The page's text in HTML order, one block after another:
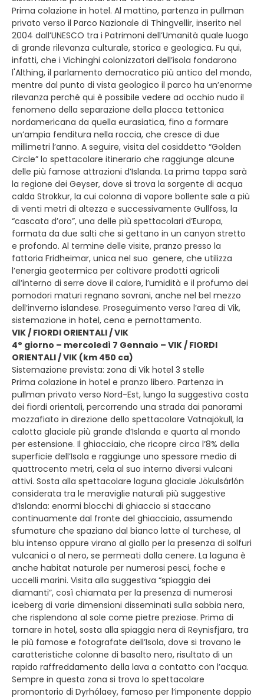
Prima colazione in hotel. Al mattino, partenza in pullman
privato verso il Parco Nazionale di Thingvellir, inserito nel
2004 dall’UNESCO tra i Patrimoni dell’Umanità quale luogo
di grande rilevanza culturale, storica e geologica. Fu qui,
infatti, che i Vichinghi colonizzatori dell’isola fondarono
l'Althing, il parlamento democratico più antico del mondo,
mentre dal punto di vista geologico il parco ha un’enorme
rilevanza perché qui è possibile vedere ad occhio nudo il
fenomeno della separazione della placca tettonica
nordamericana da quella eurasiatica, fino a formare
un’ampia fenditura nella roccia, che cresce di due
millimetri l’anno. A seguire, visita del cosiddetto “Golden
Circle” lo spettacolare itinerario che raggiunge alcune
delle più famose attrazioni d’Islanda. La prima tappa sarà
la regione dei Geyser, dove si trova la sorgente di acqua
calda Strokkur, la cui colonna di vapore bollente sale a più
di venti metri di altezza e successivamente Gullfoss, la
“cascata d’oro”, una delle più spettacolari d’Europa,
formata da due salti che si gettano in un canyon stretto
e profondo. Al termine delle visite, pranzo presso la
fattoria Fridheimar, unica nel suo genere, che utilizza
l’energia geotermica per coltivare prodotti agricoli
all’interno di serre dove il calore, l’umidità e il profumo dei
pomodori maturi regnano sovrani, anche nel bel mezzo
dell’inverno islandese. Proseguimento verso l’area di Vik,
sistemazione in hotel, cena e pernottamento.
VIK / FIORDI ORIENTALI / VIK
4° giorno – mercoledì 7 Gennaio – VIK / FIORDI
ORIENTALI / VIK (km 450 ca)
Sistemazione prevista: zona di Vik hotel 3 stelle
Prima colazione in hotel e pranzo libero. Partenza in
pullman privato verso Nord-Est, lungo la suggestiva costa
dei fiordi orientali, percorrendo una strada dai panorami
mozzafiato in direzione dello spettacolare Vatnajökull, la
calotta glaciale più grande d’Islanda e quarta al mondo
per estensione. Il ghiacciaio, che ricopre circa l’8% della
superficie dell’Isola e raggiunge uno spessore medio di
quattrocento metri, cela al suo interno diversi vulcani
attivi. Sosta alla spettacolare laguna glaciale Jökulsárlón
considerata tra le meraviglie naturali più suggestive
d’Islanda: enormi blocchi di ghiaccio si staccano
continuamente dal fronte del ghiacciaio, assumendo
sfumature che spaziano dal bianco latte al turchese, al
blu intenso oppure virano al giallo per la presenza di solfuri
vulcanici o al nero, se permeati dalla cenere. La laguna è
anche habitat naturale per numerosi pesci, foche e
uccelli marini. Visita alla suggestiva “spiaggia dei
diamanti”, così chiamata per la presenza di numerosi
iceberg di varie dimensioni disseminati sulla sabbia nera,
che risplendono al sole come pietre preziose. Prima di
tornare in hotel, sosta alla spiaggia nera di Reynisfjara, tra
le più famose e fotografate dell’Isola, dove si trovano le
caratteristiche colonne di basalto nero, risultato di un
rapido raffreddamento della lava a contatto con l’acqua.
Sempre in questa zona si trova lo spettacolare
promontorio di Dyrhólaey, famoso per l‘imponente doppio